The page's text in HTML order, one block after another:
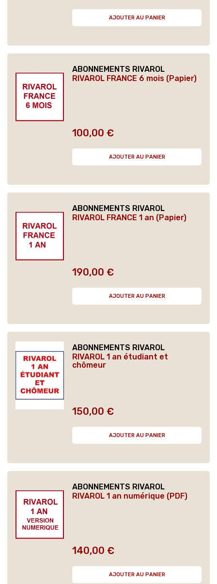
AJOUTER AU PANIER
ABONNEMENTS RIVAROL
RIVAROL FRANCE 6 mois (Papier)
Prix
100,00 €
AJOUTER AU PANIER
ABONNEMENTS RIVAROL
RIVAROL FRANCE 1 an (Papier)
Prix
190,00 €
AJOUTER AU PANIER
ABONNEMENTS RIVAROL
RIVAROL 1 an étudiant et
chômeur
Prix
150,00 €
AJOUTER AU PANIER
ABONNEMENTS RIVAROL
RIVAROL 1 an numérique (PDF)
Prix
140,00 €
AJOUTER AU PANIER